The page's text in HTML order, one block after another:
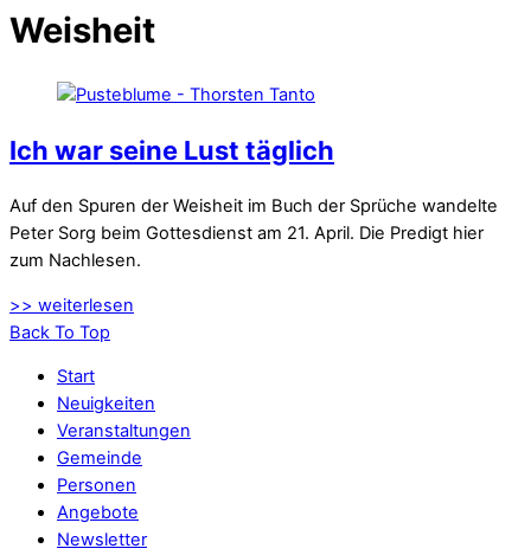
Weisheit
Ich war seine Lust täglich
Auf den Spuren der Weisheit im Buch der Sprüche wandelte
Peter Sorg beim Gottesdienst am 21. April. Die Predigt hier
zum Nachlesen.
>> weiterlesen
Back To Top
Start
Neuigkeiten
Veranstaltungen
Gemeinde
Personen
Angebote
Newsletter